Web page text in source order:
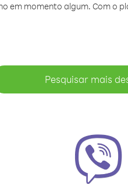
em momento algum. Com o
Pesquisar mais